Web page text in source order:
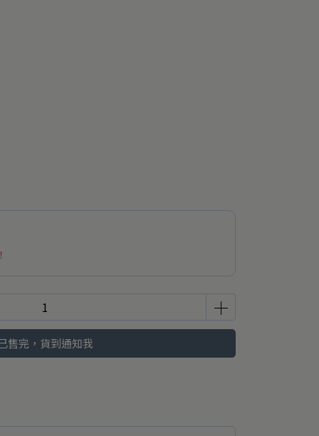
售完，貨到通知我